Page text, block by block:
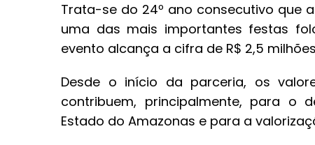
Trata-se do 24º ano consecutivo que
uma das mais importantes festas
evento alcança a cifra de R$ 2,5
Desde o início da parceria, os
contribuem, principalmente, para o
Estado do Amazonas e para a